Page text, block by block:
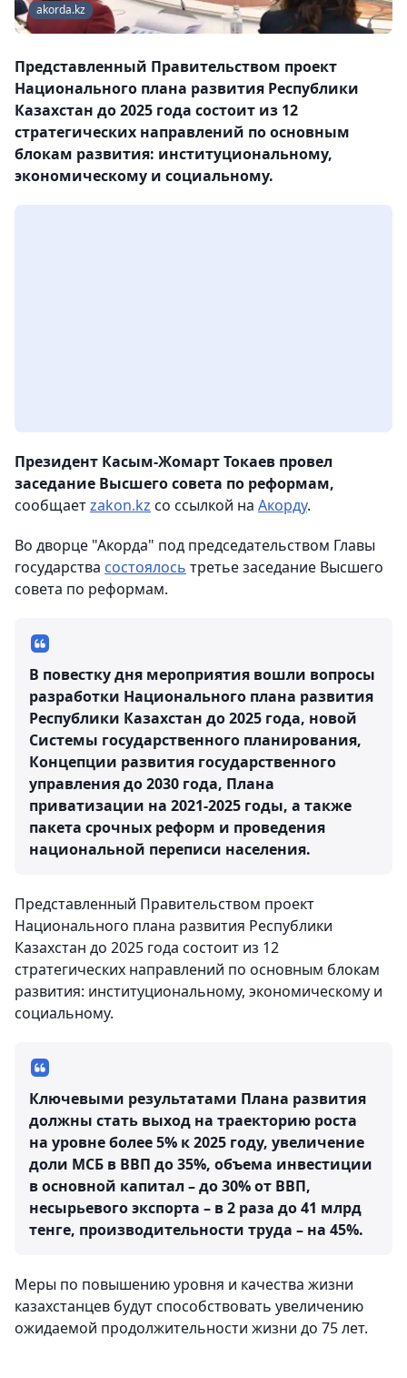
akorda.kz
Представленный Правительством проект
Национального плана развития Республики
Казахстан до 2025 года состоит из 12
стратегических направлений по основным
блокам развития: институциональному,
экономическому и социальному.
Президент Касым-Жомарт Токаев провел
заседание Высшего cовета по реформам,
сообщаетzakon.kz со ссылкой на Акорду.
Во дворце "Акорда" под председательством Главы
государства состоялось третье заседание Высшего
cовета по реформам.
В повестку дня мероприятия вошли вопросы
разработки Национального плана развития
Республики Казахстан до 2025 года, новой
Системы государственного планирования,
Концепции развития государственного
управления до 2030 года, Плана
приватизации на 2021-2025 годы, а также
пакета срочных реформ и проведения
национальной переписи населения.
Представленный Правительством проект
Национального плана развития Республики
Казахстан до 2025 года состоит из 12
стратегических направлений по основным блокам
развития: институциональному, экономическому и
социальному.
Ключевыми результатами Плана развития
должны стать выход на траекторию роста
на уровне более 5% к 2025 году, увеличение
доли МСБ в ВВП до 35%, объема инвестиции
в основной капитал – до 30% от ВВП,
несырьевого экспорта – в 2 раза до 41 млрд
тенге, производительности труда – на 45%.
Меры по повышению уровня и качества жизни
казахстанцев будут способствовать увеличению
ожидаемой продолжительности жизни до 75 лет.